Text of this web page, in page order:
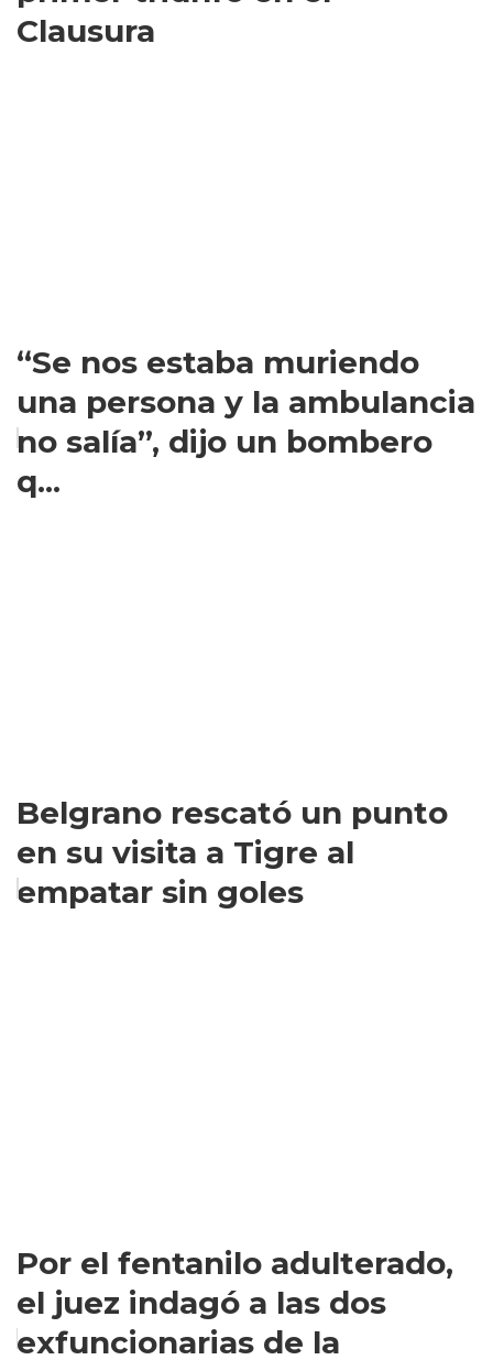
Clausura
“Se nos estaba muriendo
una persona y la ambulancia
no salía”, dijo un bombero
q...
Belgrano rescató un punto
en su visita a Tigre al
empatar sin goles
Por el fentanilo adulterado,
el juez indagó a las dos
exfuncionarias de la